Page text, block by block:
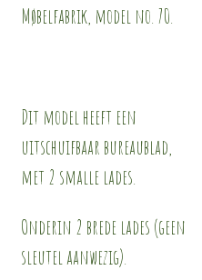
Møbelfabrik, model no. 70.
Dit model heeft een
uitschuifbaar bureaublad,
met 2 smalle lades.
Onderin 2 brede lades (geen
sleutel aanwezig).